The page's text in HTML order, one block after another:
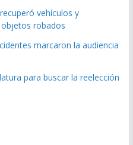
vehículos y
robados
marcaron la audiencia
para buscar la reelección